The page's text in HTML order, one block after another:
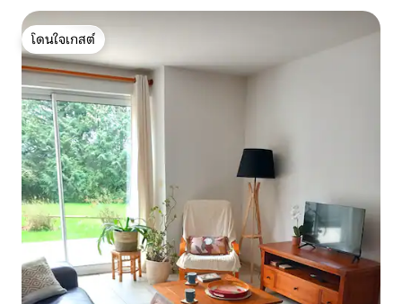
โดนใจเกสต์
โดนใจเกสต์